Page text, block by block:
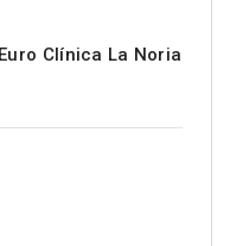
Clínica La Noria